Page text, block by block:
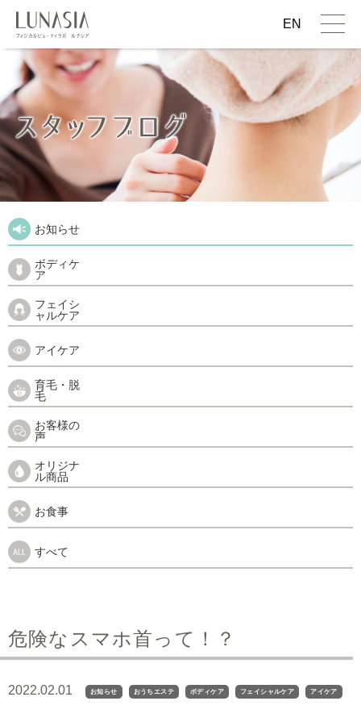
EN
お知らせ
ボディケ
ア
フェイシ
ャルケア
アイケア
育毛・脱
毛
お客様の
声
オリジナ
ル商品
お食事
すべて
危険なスマホ首って！？
2022.02.01 お知らせ おうちエステ ボディケア フェイシャルケア アイケア